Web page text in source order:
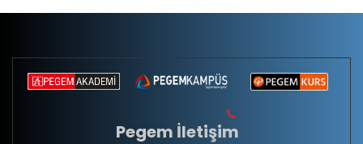
Pegem İletişim